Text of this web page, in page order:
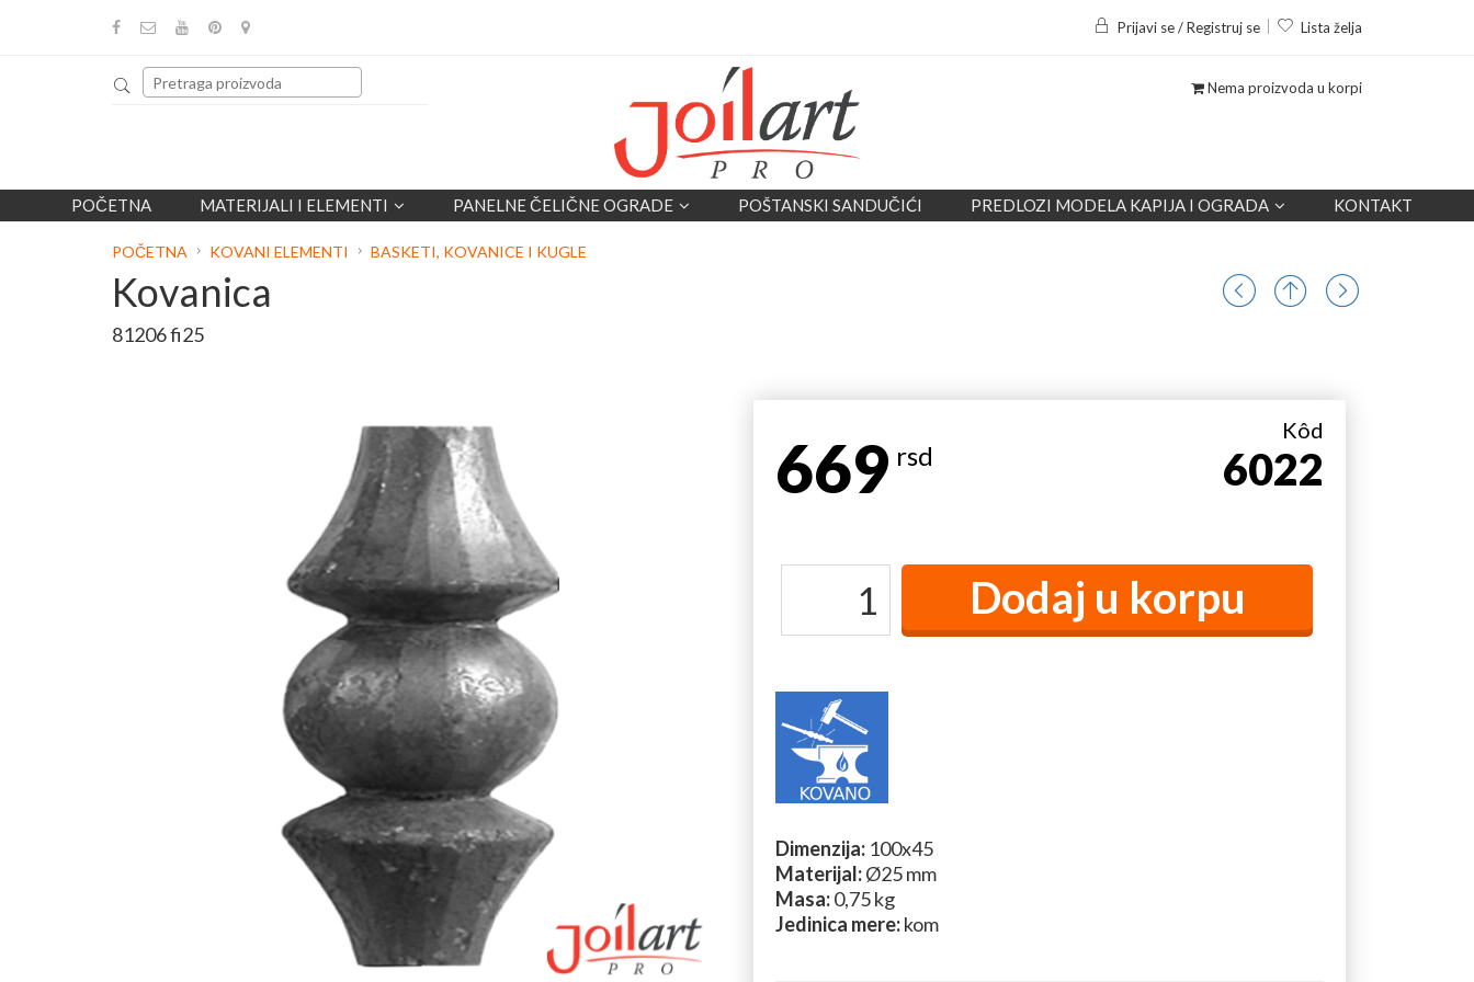
Prijavi se / Registruj se Lista želja
Nema proizvoda u korpi
POČETNA MATERIJALI I ELEMENTI PANELNE ČELIČNE OGRADE POŠTANSKI SANDUČIĆI PREDLOZI MODELA KAPIJA I OGRADA KONTAKT
POČETNA KOVANI ELEMENTI BASKETI, KOVANICE I KUGLE
Kovanica
81206 fi25
669 rsd
Kôd
6022
Dimenzija: 100x45
Materijal:Ø25 mm
Masa:0,75 kg
Jedinica mere:kom